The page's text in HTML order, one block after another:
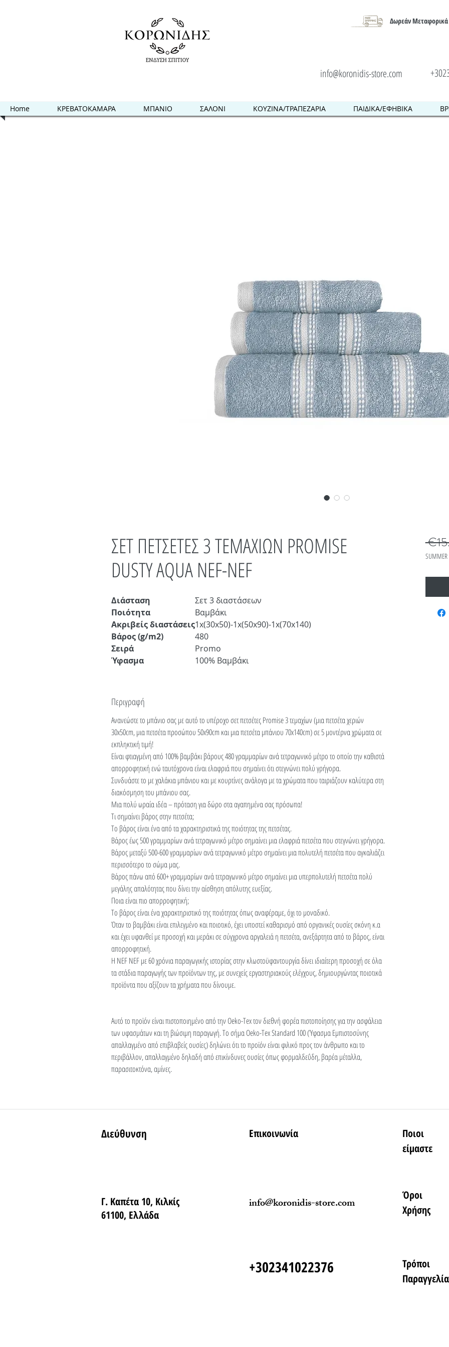
Δωρεάν Μεταφορικά
info@koronidis-store.com
Home ΚΡΕΒΑΤΟΚΑΜΑΡΑ ΜΠΑΝΙΟ ΣΑΛΟΝΙ ΚΟΥΖΙΝΑ/ΤΡΑΠΕΖΑΡΙΑ ΠΑΙΔΙΚΑ/ΕΦΗΒΙΚΑ
ΣΕΤ ΠΕΤΣΕΤΕΣ 3 ΤΕΜΑΧΙΩΝ PROMISE
DUSTY AQUA NEF-NEF
Διάσταση
Σετ 3 διαστάσεων
Ποιότητα
Βαμβάκι
Ακριβείς διαστάσεις1x(30x50)-1x(50x90)-1x(70x140)
Βάρος (g/m2)
480
Σειρά
Promo
Ύφασμα
100% Bαμβάκι
Περιγραφή
Ανανεώστε το μπάνιο σας με αυτό το υπέροχο σετ πετσέτες Promise 3 τεμαχίων (μια πετσέτα χεριών
30x50cm, μια πετσέτα προσώπου 50x90cm και μια πετσέτα μπάνιου 70x140cm) σε 5 μοντέρνα χρώματα σε
εκπληκτική τιμή!
Είναι φτιαγμένη από 100% βαμβάκι βάρους 480 γραμμαρίων ανά τετραγωνικό μέτρο το οποίο την καθιστά
απορροφητική ενώ ταυτόχρονα είναι ελαφριά που σημαίνει ότι στεγνώνει πολύ γρήγορα.
Συνδυάστε το με χαλάκια μπάνιου και με κουρτίνες ανάλογα με τα χρώματα που ταιριάζουν καλύτερα στη
διακόσμηση του μπάνιου σας.
Μια πολύ ωραία ιδέα – πρόταση για δώρο στα αγαπημένα σας πρόσωπα!
Τι σημαίνει βάρος στην πετσέτα;
Το βάρος είναι ένα από τα χαρακτηριστικά της ποιότητας της πετσέτας.
Βάρος έως 500 γραμμαρίων ανά τετραγωνικό μέτρο σημαίνει μια ελαφριά πετσέτα που στεγνώνει γρήγορα.
Βάρος μεταξύ 500-600 γραμμαρίων ανά τετραγωνικό μέτρο σημαίνει μια πολυτελή πετσέτα που αγκαλιάζει
περισσότερο το σώμα μας.
Βάρος πάνω από 600+ γραμμαρίων ανά τετραγωνικό μέτρο σημαίνει μια υπερπολυτελή πετσέτα πολύ
μεγάλης απαλότητας που δίνει την αίσθηση απόλυτης ευεξίας.
Ποια είναι πιο απορροφητική;
Το βάρος είναι ένα χαρακτηριστικό της ποιότητας όπως αναφέραμε, όχι το μοναδικό.
Όταν το βαμβάκι είναι επιλεγμένο και ποιοτικό, έχει υποστεί καθαρισμό από οργανικές ουσίες σκόνη κ.α
και έχει υφανθεί με προσοχή και μεράκι σε σύγχρονα αργαλειά η πετσέτα, ανεξάρτητα από το βάρος, είναι
απορροφητική.
Η NEF NEF με 60 χρόνια παραγωγικής ιστορίας στην κλωστοϋφαντουργία δίνει ιδιαίτερη προσοχή σε όλα
τα στάδια παραγωγής των προϊόντων της, με συνεχείς εργαστηριακούς ελέγχους, δημιουργώντας ποιοτικά
προϊόντα που αξίζουν τα χρήματα που δίνουμε.
Αυτό το προϊόν είναι πιστοποιημένο από την Oeko-Tex τον διεθνή φορέα πιστοποίησης για την ασφάλεια
των υφασμάτων και τη βιώσιμη παραγωγή. Το σήμα Oeko-Tex Standard 100 (Ύφασμα Εμπιστοσύνης
απαλλαγμένο από επιβλαβείς ουσίες) δηλώνει ότι το προϊόν είναι φιλικό προς τον άνθρωπο και το
περιβάλλον, απαλλαγμένο δηλαδή από επικίνδυνες ουσίες όπως φορμαλδεΰδη, βαρέα μέταλλα,
παρασιτοκτόνα, αμίνες.
SUMMER
Διεύθυνση
Γ. Καπέτα 10, Κιλκίς
61100, Ελλάδα
Επικοινωνία
info@koronidis-store.com
+302341022376
Ποιοι
είμαστε
Όροι
Χρήσης
Τρόποι